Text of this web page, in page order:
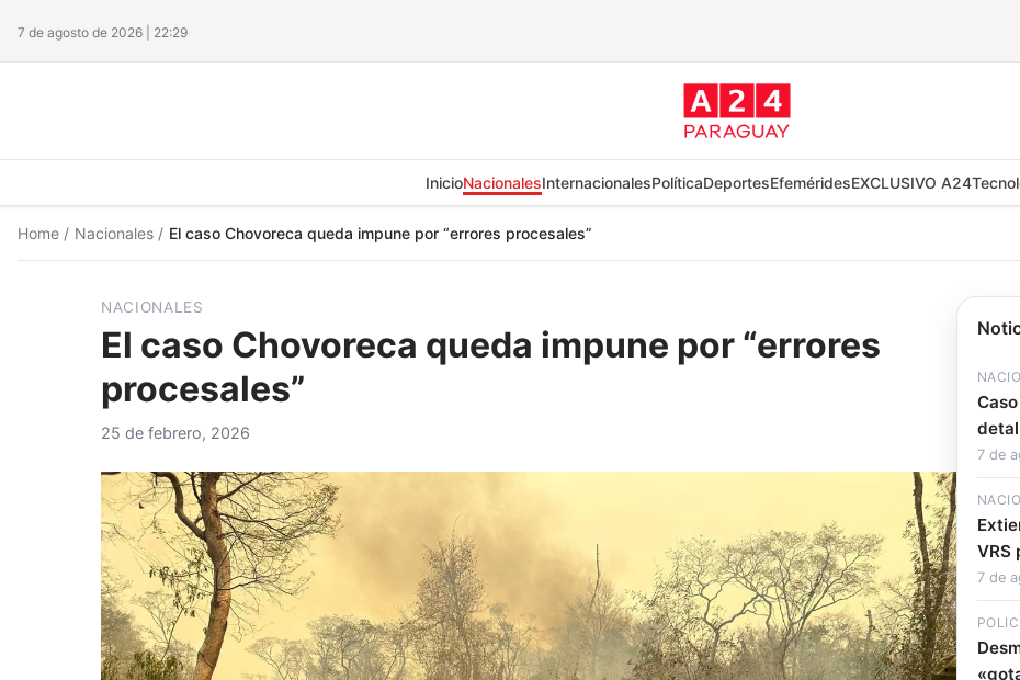
7 de agosto de 2026 | 22:29
InicioNacionalesInternacionalesPolíticaDeportesEfeméridesEXCLUSIVO A24
Home / Nacionales / El caso Chovoreca queda impune por “errores procesales”
NACIONALES
El caso Chovoreca queda impune por “errores
procesales”
25 de febrero, 2026
7 de
VRS
7 de